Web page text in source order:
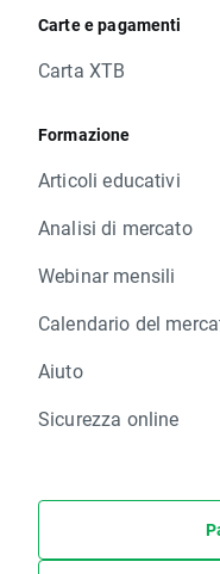
Carte e pagamenti
Carta XTB
Formazione
Articoli educativi
Analisi di mercato
Webinar mensili
Calendario del
Aiuto
Sicurezza online